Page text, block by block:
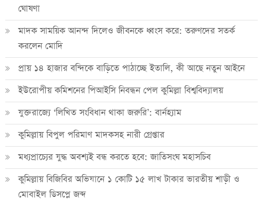
ঘোষণা
মাদক সাময়িক আনন্দ দিলেও জীবনকে ধ্বংস করে: তরুণদের সতর্ক
করলেন মোদি
প্রায় ১৪ হাজার বন্দিকে বাড়িতে পাঠাচ্ছে ইতালি, কী আছে নতুন আইনে
ইউরোপীয় কমিশনের পিআইসি নিবন্ধন পেল কুমিল্লা বিশ্ববিদ্যালয়
যুক্তরাজ্যে ‘লিখিত সংবিধান থাকা জরুরি’: বার্নহ্যাম
কুমিল্লায় বিপুল পরিমাণ মাদকসহ নারী গ্রেপ্তার
মধ্যপ্রাচ্যের যুদ্ধ অবশ্যই বন্ধ করতে হবে: জাতিসংঘ মহাসচিব
কুমিল্লায় বিজিবির অভিযানে ১ কোটি ১৫ লাখ টাকার ভারতীয় শাড়ী ও
মোবাইল ডিসপ্লে জব্দ